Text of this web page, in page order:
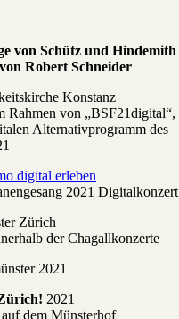
von Schütz und
Robert Schneider
Konstanz
von „BSF21digital“,
Alternativprogramm des
digital erleben
Zürich
der Chagallkonzerte
2021
dem Münsterhof